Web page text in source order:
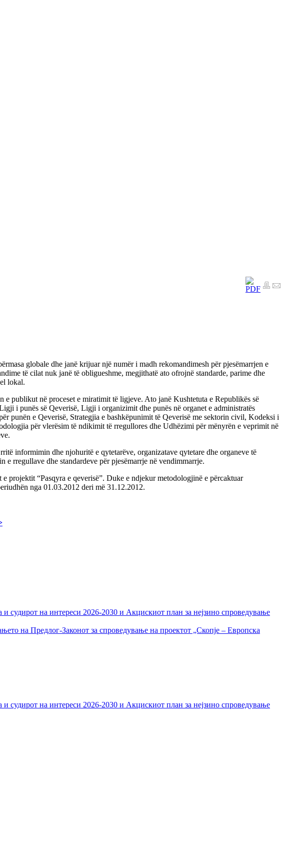
globale dhe janë krijuar një numër i madh rekomandimesh për pjesëmarrjen e
të cilat nuk janë të obligueshme, megjithatë ato ofrojnë standarde, parime dhe
lokal.
publikut në proceset e miratimit të ligjeve. Ato janë Kushtetuta e Republikës së
i punës së Qeverisë, Ligji i organizimit dhe punës në organet e administratës
punën e Qeverisë, Strategjia e bashkëpunimit të Qeverisë me sektorin civil, Kodeksi i
për vlerësim të ndikimit të rregullores dhe Udhëzimi për mënyrën e veprimit në
informimin dhe njohuritë e qytetarëve, organizatave qytetare dhe organeve të
e rregullave dhe standardeve për pjesëmarrje në vendimmarrje.
projektit “Pasqyra e qeverisë”. Duke e ndjekur metodologjinë e përcaktuar
nga 01.03.2012 deri më 31.12.2012.
и судирот на интереси 2026-2030 и Акцискиот план за нејзино спроведување
на Предлог-Законот за спроведување на проектот „Скопје – Европска
и судирот на интереси 2026-2030 и Акцискиот план за нејзино спроведување